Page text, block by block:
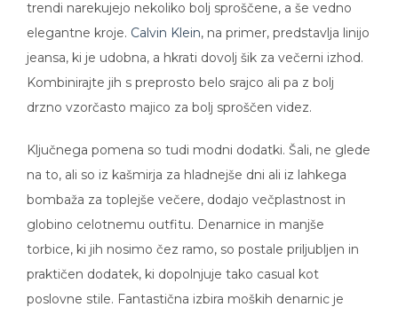
trendi narekujejo nekoliko bolj sproščene, a še vedno
elegantne kroje. Calvin Klein, na primer, predstavlja linijo
jeansa, ki je udobna, a hkrati dovolj šik za večerni izhod.
Kombinirajte jih s preprosto belo srajco ali pa z bolj
drzno vzorčasto majico za bolj sproščen videz.
Ključnega pomena so tudi modni dodatki. Šali, ne glede
na to, ali so iz kašmirja za hladnejše dni ali iz lahkega
bombaža za toplejše večere, dodajo večplastnost in
globino celotnemu outfitu. Denarnice in manjše
torbice, ki jih nosimo čez ramo, so postale priljubljen in
praktičen dodatek, ki dopolnjuje tako casual kot
poslovne stile. Fantastična izbira moških denarnic je